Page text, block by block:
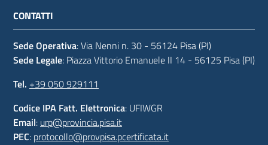
CONTATTI
Sede Operativa: Via Nenni n. 30 - 56124 Pisa (PI)
Sede Legale: Piazza Vittorio Emanuele II 14 - 56125 Pisa (PI)
Tel. +39 050 929111
Codice IPA Fatt. Elettronica: UFIWGR
Email: urp@provincia.pisa.it
PEC: protocollo@provpisa.pcertificata.it